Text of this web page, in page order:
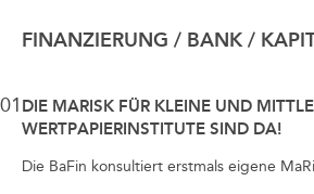
FINANZIERUNG / BANK /
01 DIE MARISK FÜR KLEINE UND
WERTPAPIERINSTITUTE SIND DA!
Die BaFin konsultiert erstmals eigene